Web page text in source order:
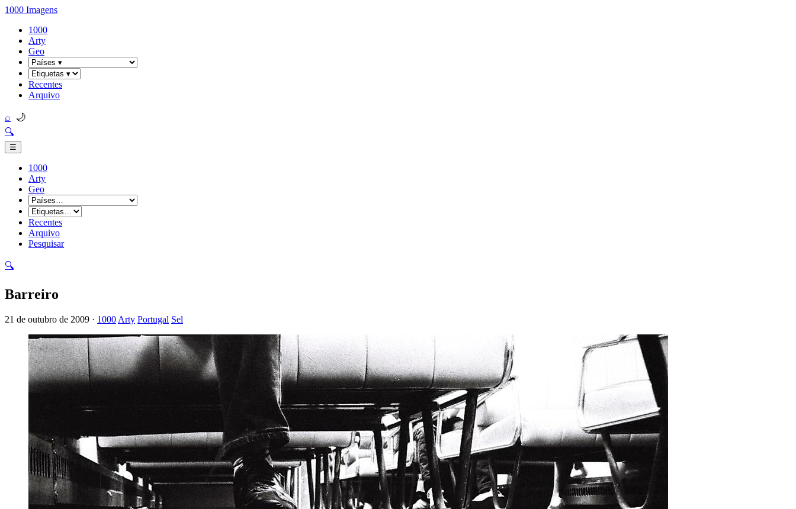
1000 Imagens
1000
Arty
Geo
Recentes
Arquivo
⌕ 🌙
🔍
☰
1000
Arty
Geo
Recentes
Arquivo
Pesquisar
🔍
Barreiro
21 de outubro de 2009 · 1000 Arty Portugal Sel